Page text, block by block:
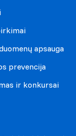
apsauga
prevencija
ir konkursai